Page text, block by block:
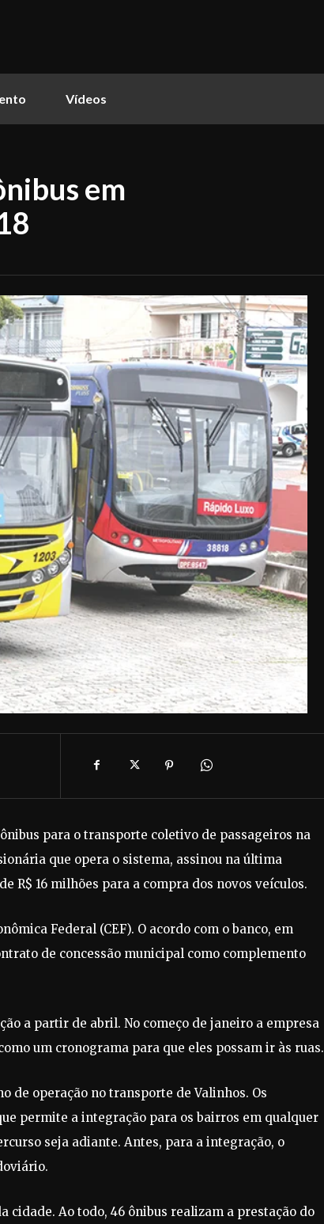
Vídeos
em
para o transporte coletivo de passageiros na
que opera o sistema, assinou na última
R$ 16 milhões para a compra dos novos veículos.
Federal (CEF). O acordo com o banco, em
de concessão municipal como complemento
a partir de abril. No começo de janeiro a empresa
um cronograma para que eles possam ir às ruas.
de operação no transporte de Valinhos. Os
permite a integração para os bairros em qualquer
seja adiante. Antes, para a integração, o
cidade. Ao todo, 46 ônibus realizam a prestação do